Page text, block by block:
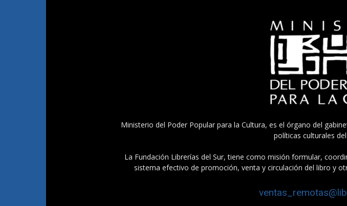
Ministerio del Poder Popular para la Cultura, es el órgano del
políticas culturales
La Fundación Librerías del Sur, tiene como misión formular,
sistema efectivo de promoción, venta y circulación del libro y